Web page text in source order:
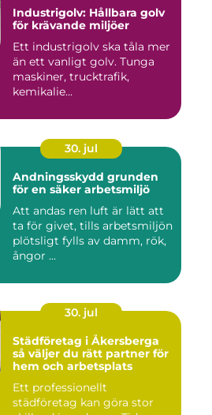
Industrigolv: Hållbara golv
för krävande miljöer
Ett industrigolv ska tåla mer
än ett vanligt golv. Tunga
maskiner, trucktrafik,
kemikalie...
30. jul
Andningsskydd grunden
för en säker arbetsmiljö
Att andas ren luft är lätt att
ta för givet, tills arbetsmiljön
plötsligt fylls av damm, rök,
ångor ...
30. jul
Städföretag i Åkersberga
så väljer du rätt partner för
hem och arbetsplats
Ett professionellt
städföretag kan göra stor